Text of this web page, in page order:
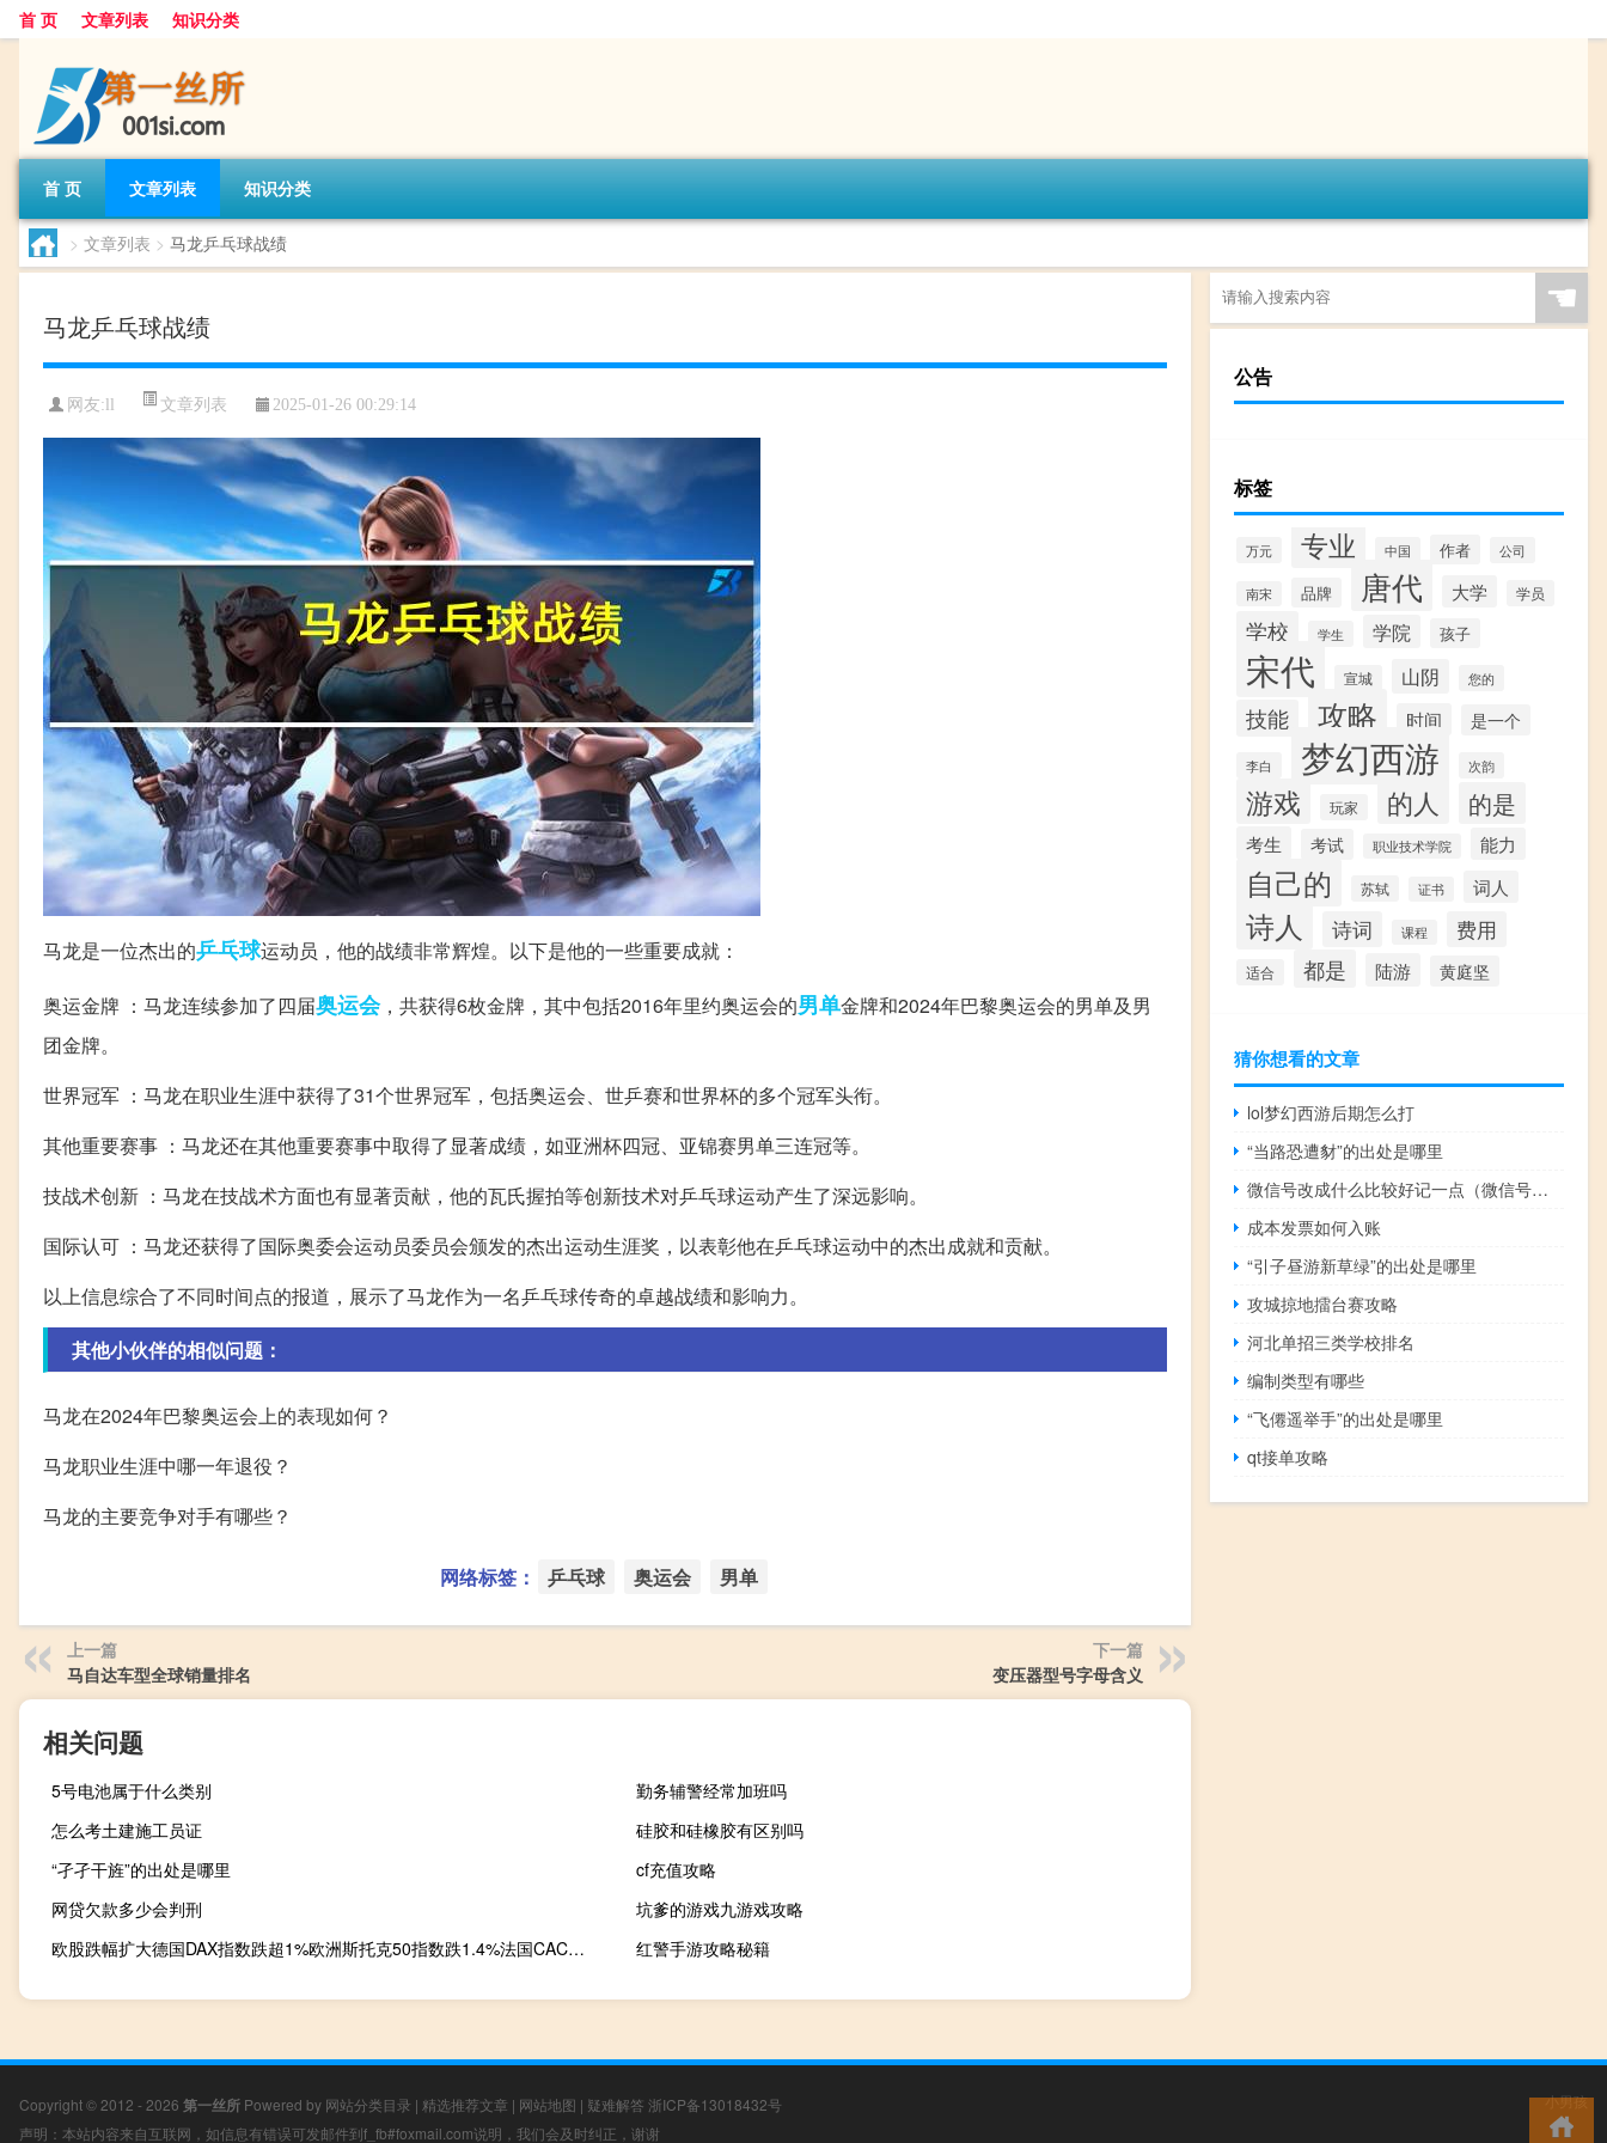
首 页 文章列表 知识分类
首 页 文章列表 知识分类
> 文章列表 > 马龙乒乓球战绩
马龙乒乓球战绩
网友: 文章列表 2025-01-26 00:29:14
马龙是一位杰出的乒乓球运动员，他的战绩非常辉煌。以下是他的一些重要成就：
奥运金牌 ：马龙连续参加了四届奥运会，共获得6枚金牌，其中包括2016年里约奥运会的男单金牌和2024年巴黎奥运会的男单及男
团金牌。
世界冠军 ：马龙在职业生涯中获得了31个世界冠军，包括奥运会、世乒赛和世界杯的多个冠军头衔。
其他重要赛事 ：马龙还在其他重要赛事中取得了显著成绩，如亚洲杯四冠、亚锦赛男单三连冠等。
技战术创新 ：马龙在技战术方面也有显著贡献，他的瓦氏握拍等创新技术对乒乓球运动产生了深远影响。
国际认可 ：马龙还获得了国际奥委会运动员委员会颁发的杰出运动生涯奖，以表彰他在乒乓球运动中的杰出成就和贡献。
以上信息综合了不同时间点的报道，展示了马龙作为一名乒乓球传奇的卓越战绩和影响力。
其他小伙伴的相似问题：
马龙在2024年巴黎奥运会上的表现如何？
马龙职业生涯中哪一年退役？
马龙的主要竞争对手有哪些？
网络标签： 乒乓球 奥运会 男单
上一篇
马自达车型全球销量排名
下一篇
变压器型号字母含义
相关问题
5号电池属于什么类别
勤务辅警经常加班吗
怎么考土建施工员证
硅胶和硅橡胶有区别吗
“孑孑干旌”的出处是哪里
cf充值攻略
网贷欠款多少会判刑
坑爹的游戏九游戏攻略
欧股跌幅扩大德国DAX指数跌超1%欧洲斯托克50指数跌1.4%法国CAC40指数、英国富时100指数跌1.3%
红警手游攻略秘籍
☚
公告
标签
万元 专业 中国 作者 公司
南宋 品牌 唐代 大学 学员
学校 学生 学院 孩子
宋代 宣城 山阴 您的
技能 攻略 时间 是一个
李白 梦幻西游 次韵
游戏 玩家 的人 的是
考生 考试 职业技术学院 能力
自己的 苏轼 证书 词人
诗人 诗词 课程 费用
适合 都是 陆游 黄庭坚
猜你想看的文章
lol梦幻西游后期怎么打
“当路恐遭豺”的出处是哪里
微信号改成什么比较好记一点（微信号改成什么比较好）
成本发票如何入账
“引子昼游新草绿”的出处是哪里
攻城掠地擂台赛攻略
河北单招三类学校排名
编制类型有哪些
“飞僊遥举手”的出处是哪里
qt接单攻略
Copyright © 2012 - 2026 第一丝所 Powered by 网站分类目录 | 精选推荐文章 | 网站地图 | 疑难解答 浙ICP备13018432号
声明：本站内容来自互联网，如信息有错误可发邮件到f_fb#foxmail.com说明，我们会及时纠正，谢谢
小男孩